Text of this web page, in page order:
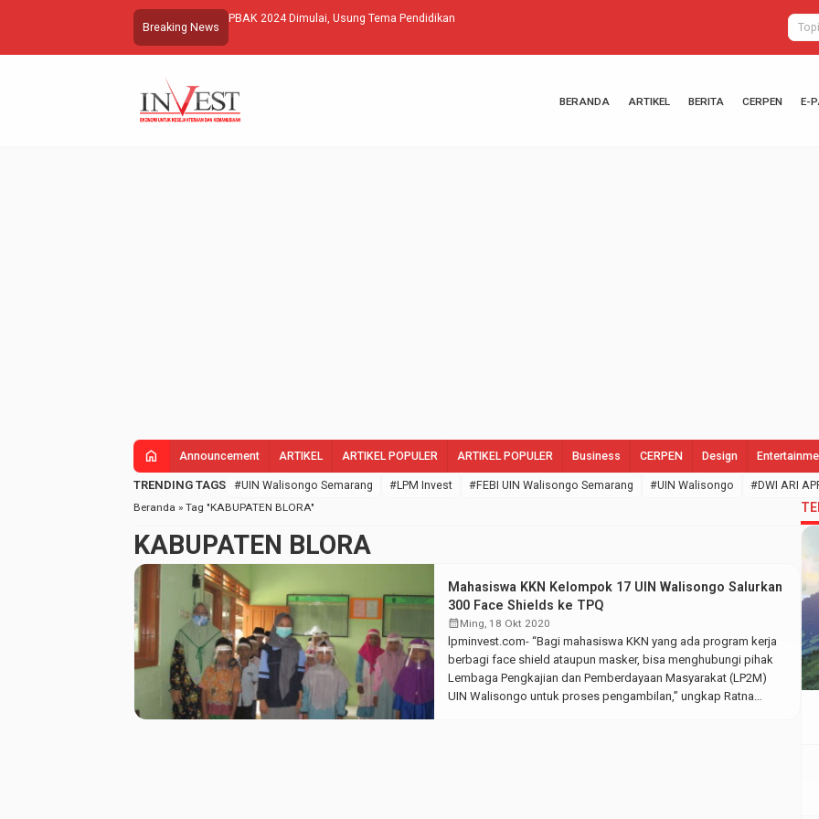
Breaking News
9 Tahun Aksi Kamisan; Potret Buram Penegakkan HAM di Indonesia Kendaraan
BERANDA ARTIKEL BERITA CERPEN E-
home Announcement ARTIKEL ARTIKEL POPULER ARTIKEL POPULER Business CERPEN Design
TRENDING TAGS #UIN Walisongo Semarang #LPM Invest #FEBI UIN Walisongo Semarang #UIN Walisongo #DWI ARI
Beranda » Tag "KABUPATEN BLORA"
KABUPATEN BLORA
Mahasiswa KKN Kelompok 17 UIN Walisongo Salurkan
300 Face Shields ke TPQ
calendar_monthMing, 18 Okt 2020
lpminvest.com- “Bagi mahasiswa KKN yang ada program kerja
berbagi face shield ataupun masker, bisa menghubungi pihak
Lembaga Pengkajian dan Pemberdayaan Masyarakat (LP2M)
UIN Walisongo untuk proses pengambilan,” ungkap Ratna